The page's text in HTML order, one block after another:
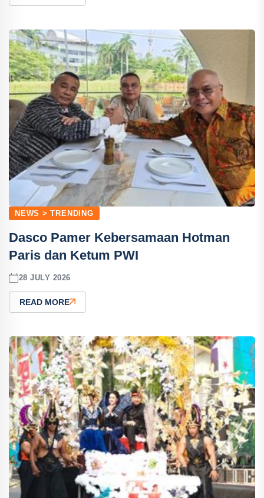
NEWS > TRENDING
Dasco Pamer Kebersamaan Hotman
Paris dan Ketum PWI
28 JULY 2026
READ MORE